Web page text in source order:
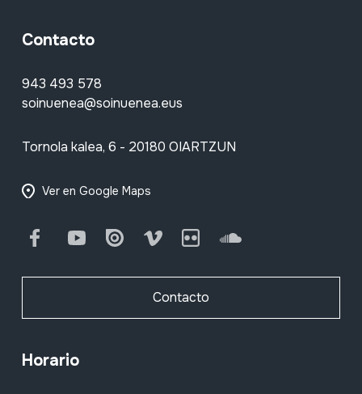
Contacto
943 493 578
soinuenea@soinuenea.eus
Tornola kalea, 6 - 20180 OIARTZUN
Ver en Google Maps
FacebookYoutube Issuu Vimeo Flickr SoundCloud
Contacto
Horario